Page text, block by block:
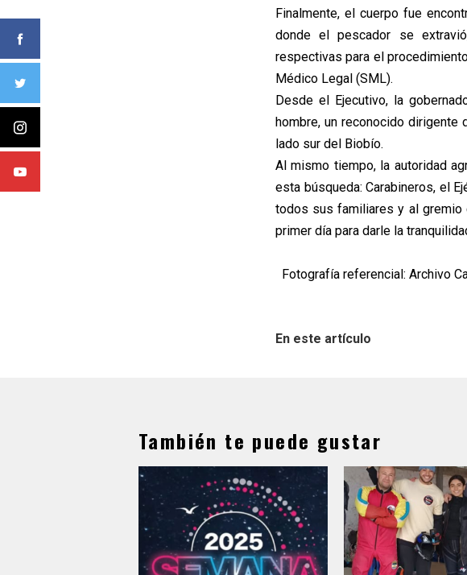
Finalmente, el cuerpo fue
donde el pescador se
respectivas para el
Médico Legal (SML).
Desde el Ejecutivo, la
hombre, un reconocido
lado sur del Biobío.
Al mismo tiempo, la autoridad
esta búsqueda: Carabineros, el
todos sus familiares y al
primer día para darle la
Fotografía referencial: Archivo
En este artículo
También te puede gustar